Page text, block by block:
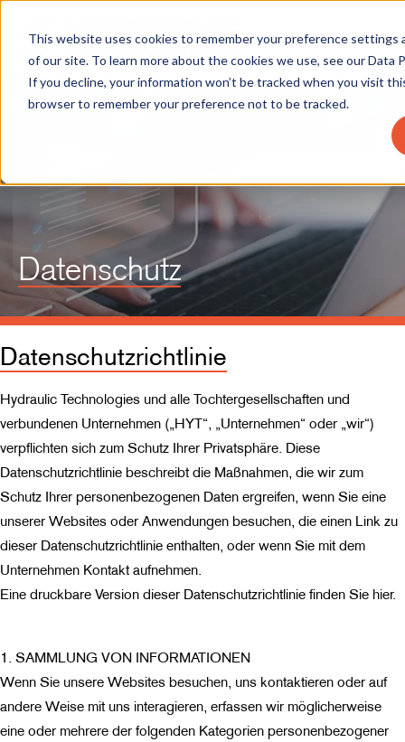
This website uses cookies to remember your preference settings
of our site. To learn more about the cookies we use, see our Data
If you decline, your information won’t be tracked when you visit
browser to remember your preference not to be tracked.
Datenschutz
Datenschutzrichtlinie
Hydraulic Technologies und alle Tochtergesellschaften und
verbundenen Unternehmen („HYT“, „Unternehmen“ oder „wir“)
verpflichten sich zum Schutz Ihrer Privatsphäre. Diese
Datenschutzrichtlinie beschreibt die Maßnahmen, die wir zum
Schutz Ihrer personenbezogenen Daten ergreifen, wenn Sie eine
unserer Websites oder Anwendungen besuchen, die einen Link zu
dieser Datenschutzrichtlinie enthalten, oder wenn Sie mit dem
Unternehmen Kontakt aufnehmen.
Eine druckbare Version dieser Datenschutzrichtlinie finden Sie hier.
1. SAMMLUNG VON INFORMATIONEN
Wenn Sie unsere Websites besuchen, uns kontaktieren oder auf
andere Weise mit uns interagieren, erfassen wir möglicherweise
eine oder mehrere der folgenden Kategorien personenbezogener